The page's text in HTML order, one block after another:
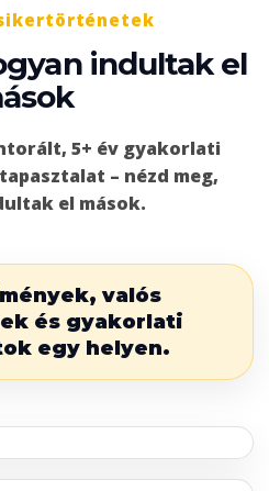
indultak el
5+ év gyakorlati
– nézd meg,
el mások.
valós
és gyakorlati
egy helyen.